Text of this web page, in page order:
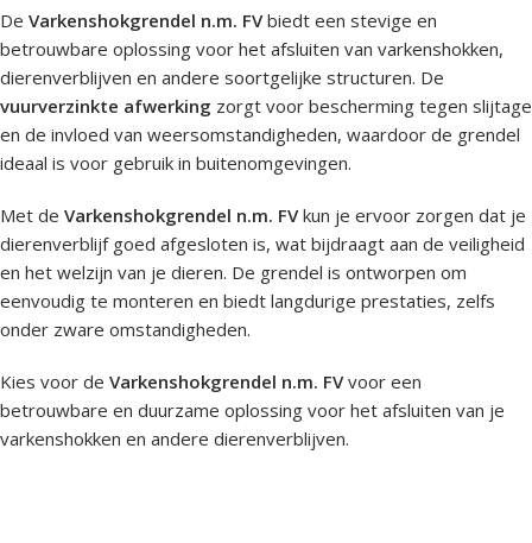
De Varkenshokgrendel n.m. FVbiedt een stevige en
betrouwbare oplossing voor het afsluiten van varkenshokken,
dierenverblijven en andere soortgelijke structuren. De
vuurverzinkte afwerking zorgt voor bescherming tegen slijtage
en de invloed van weersomstandigheden, waardoor de grendel
ideaal is voor gebruik in buitenomgevingen.
Met de Varkenshokgrendel n.m. FVkun je ervoor zorgen dat je
dierenverblijf goed afgesloten is, wat bijdraagt aan de veiligheid
en het welzijn van je dieren. De grendel is ontworpen om
eenvoudig te monteren en biedt langdurige prestaties, zelfs
onder zware omstandigheden.
Kies voor de Varkenshokgrendel n.m. FVvoor een
betrouwbare en duurzame oplossing voor het afsluiten van je
varkenshokken en andere dierenverblijven.